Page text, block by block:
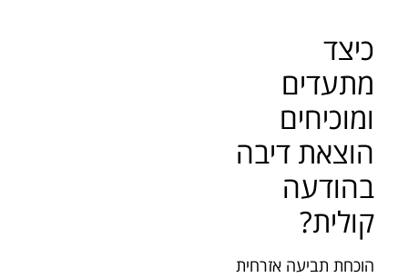
כיצד
מתעדים
ומוכיחים
הוצאת דיבה
בהודעה
קולית?
הוכחת תביעה אזרחית